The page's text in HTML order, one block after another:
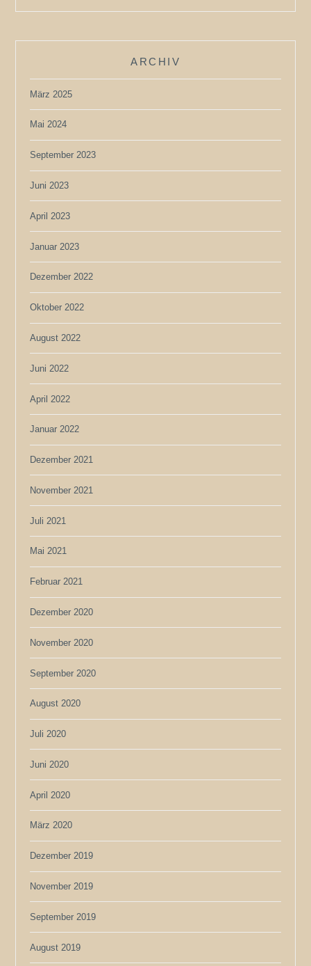
ARCHIV
März 2025
Mai 2024
September 2023
Juni 2023
April 2023
Januar 2023
Dezember 2022
Oktober 2022
August 2022
Juni 2022
April 2022
Januar 2022
Dezember 2021
November 2021
Juli 2021
Mai 2021
Februar 2021
Dezember 2020
November 2020
September 2020
August 2020
Juli 2020
Juni 2020
April 2020
März 2020
Dezember 2019
November 2019
September 2019
August 2019